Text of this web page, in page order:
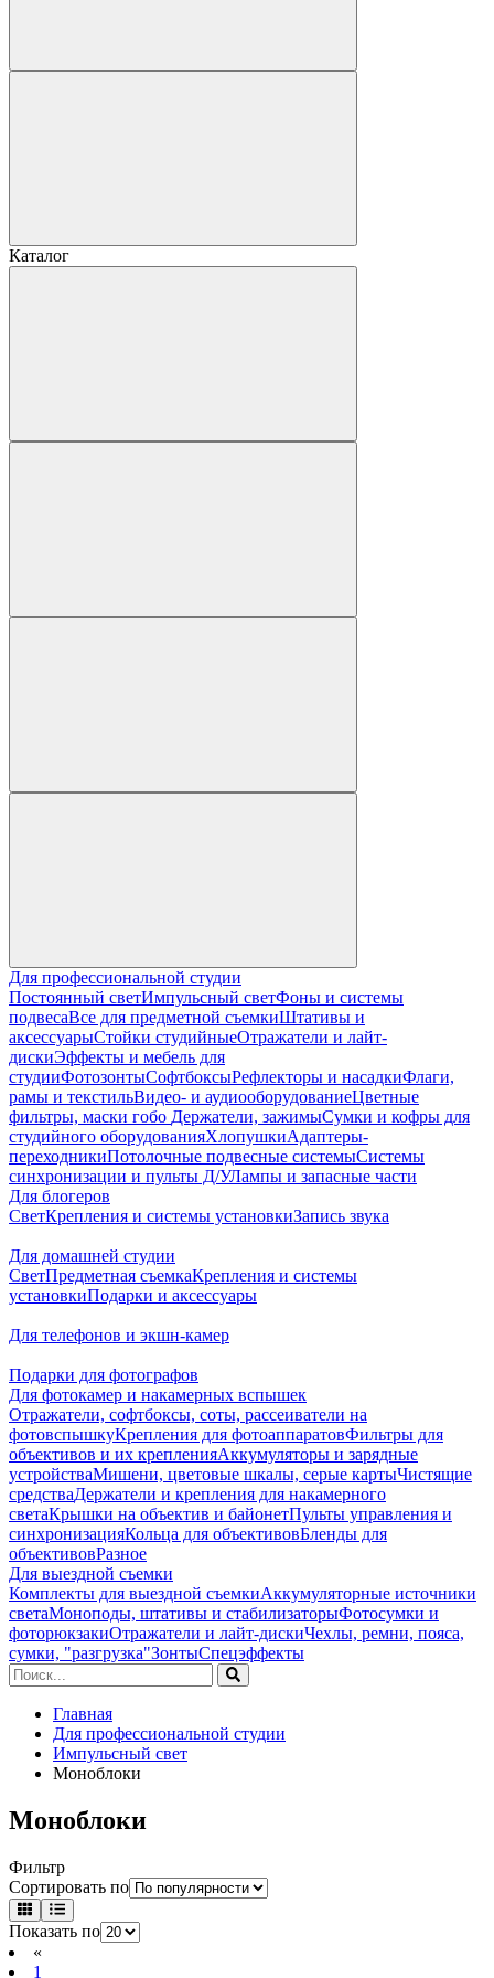
Каталог
Для профессиональной студии
Постоянный светИмпульсный светФоны и системы
подвесаВсе для предметной съемкиШтативы и
аксессуарыСтойки студийныеОтражатели и лайт-
дискиЭффекты и мебель для
студииФотозонтыСофтбоксыРефлекторы и насадкиФлаги,
рамы и текстильВидео- и аудиооборудованиеЦветные
фильтры, маски гобо Держатели, зажимыСумки и кофры для
студийного оборудованияХлопушкиАдаптеры-
переходникиПотолочные подвесные системыСистемы
синхронизации и пульты Д/УЛампы и запасные части
Для блогеров
СветКрепления и системы установкиЗапись звука
Для домашней студии
СветПредметная съемкаКрепления и системы
установкиПодарки и аксессуары
Для телефонов и экшн-камер
Подарки для фотографов
Для фотокамер и накамерных вспышек
Отражатели, софтбоксы, соты, рассеиватели на
фотовспышкуКрепления для фотоаппаратовФильтры для
объективов и их крепленияАккумуляторы и зарядные
устройстваМишени, цветовые шкалы, серые картыЧистящие
средстваДержатели и крепления для накамерного
светаКрышки на объектив и байонетПульты управления и
синхронизацияКольца для объективовБленды для
объективовРазное
Для выездной съемки
Комплекты для выездной съемкиАккумуляторные источники
светаМоноподы, штативы и стабилизаторыФотосумки и
фоторюкзакиОтражатели и лайт-дискиЧехлы, ремни, пояса,
сумки, "разгрузка"ЗонтыСпецэффекты
Главная
Для профессиональной студии
Импульсный свет
Моноблоки
Моноблоки
Фильтр
Сортировать по
Показать по
«
1